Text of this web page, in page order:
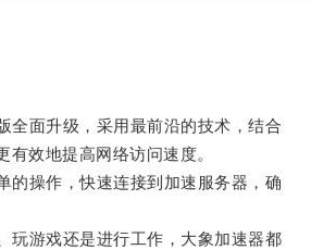
面升级，采用最前沿的技术，结合
有效地提高网络访问速度。
操作，快速连接到加速服务器，确
游戏还是进行工作，大象加速器都